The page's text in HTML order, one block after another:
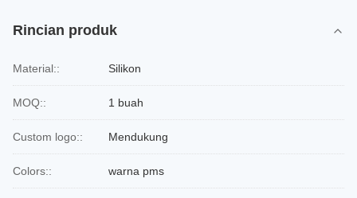
Rincian produk
Material:: Silikon
MOQ:: 1 buah
Custom logo:: Mendukung
Colors:: warna pms